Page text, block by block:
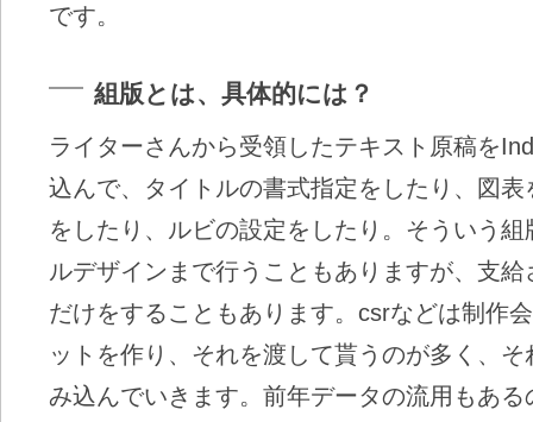
です。
組版とは、具体的には？
ライターさんから受領したテキスト原稿を
込んで、タイトルの書式指定をしたり、図
をしたり、ルビの設定をしたり。そういう
ルデザインまで行うこともありますが、支
だけをすることもあります。csrなどは制作
ットを作り、それを渡して貰うのが多く、
み込んでいきます。前年データの流用もあ